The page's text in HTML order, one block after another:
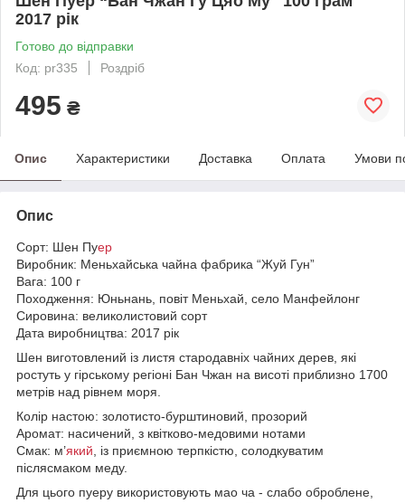
2017 рік
Готово до відправки
Код: pr335
Роздріб
495 ₴
Опис Характеристики Доставка Оплата Умови
Опис
Сорт: Шен Пуер
Виробник: Меньхайська чайна фабрика “Жуй Гун”
Вага: 100 г
Походження: Юньнань, повіт Меньхай, село Манфейлонг
Сировина: великолистовий сорт
Дата виробництва: 2017 рік
Шен виготовлений із листя стародавніх чайних дерев, які
ростуть у гірському регіоні Бан Чжан на висоті приблизно 1700
метрів над рівнем моря.
Колір настою: золотисто-бурштиновий, прозорий
Аромат: насичений, з квітково-медовими нотами
Смак: м’який , із приємною терпкістю, солодкуватим
післясмаком меду.
Для цього пуеру використовують мао ча - слабо оброблене,